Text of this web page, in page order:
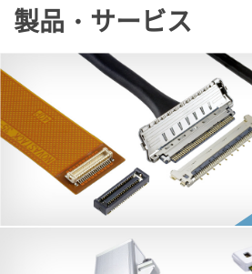
製品・サービス